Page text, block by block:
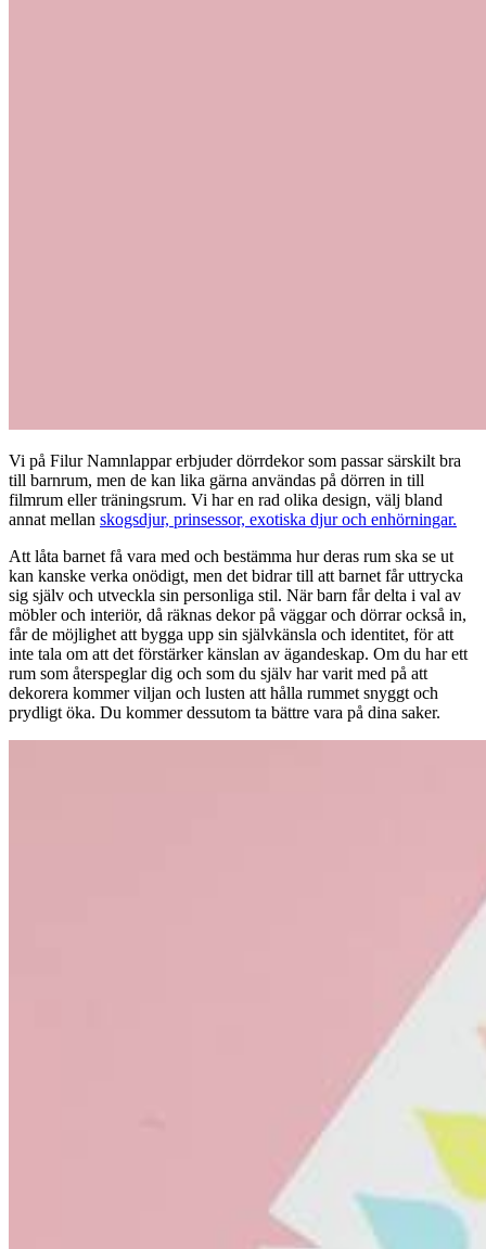
Vi på Filur Namnlappar erbjuder dörrdekor som passar särskilt bra
till barnrum, men de kan lika gärna användas på dörren in till
filmrum eller träningsrum. Vi har en rad olika design, välj bland
annat mellan skogsdjur, prinsessor, exotiska djur och enhörningar.
Att låta barnet få vara med och bestämma hur deras rum ska se ut
kan kanske verka onödigt, men det bidrar till att barnet får uttrycka
sig själv och utveckla sin personliga stil. När barn får delta i val av
möbler och interiör, då räknas dekor på väggar och dörrar också in,
får de möjlighet att bygga upp sin självkänsla och identitet, för att
inte tala om att det förstärker känslan av ägandeskap. Om du har ett
rum som återspeglar dig och som du själv har varit med på att
dekorera kommer viljan och lusten att hålla rummet snyggt och
prydligt öka. Du kommer dessutom ta bättre vara på dina saker.